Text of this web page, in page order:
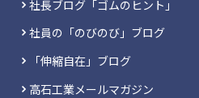
社長ブログ「ゴムのヒント」
社員の「のびのび」ブログ
「伸縮自在」ブログ
高石工業メールマガジン